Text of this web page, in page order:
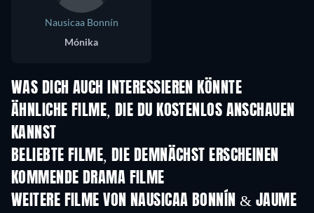
Nausicaa Bonnín
Mónika
WAS DICH AUCH INTERESSIEREN KÖNNTE
ÄHNLICHE FILME, DIE DU KOSTENLOS ANSCHAUEN
KANNST
BELIEBTE FILME, DIE DEMNÄCHST ERSCHEINEN
KOMMENDE DRAMA FILME
WEITERE FILME VON NAUSICAA BONNÍN & JAUME